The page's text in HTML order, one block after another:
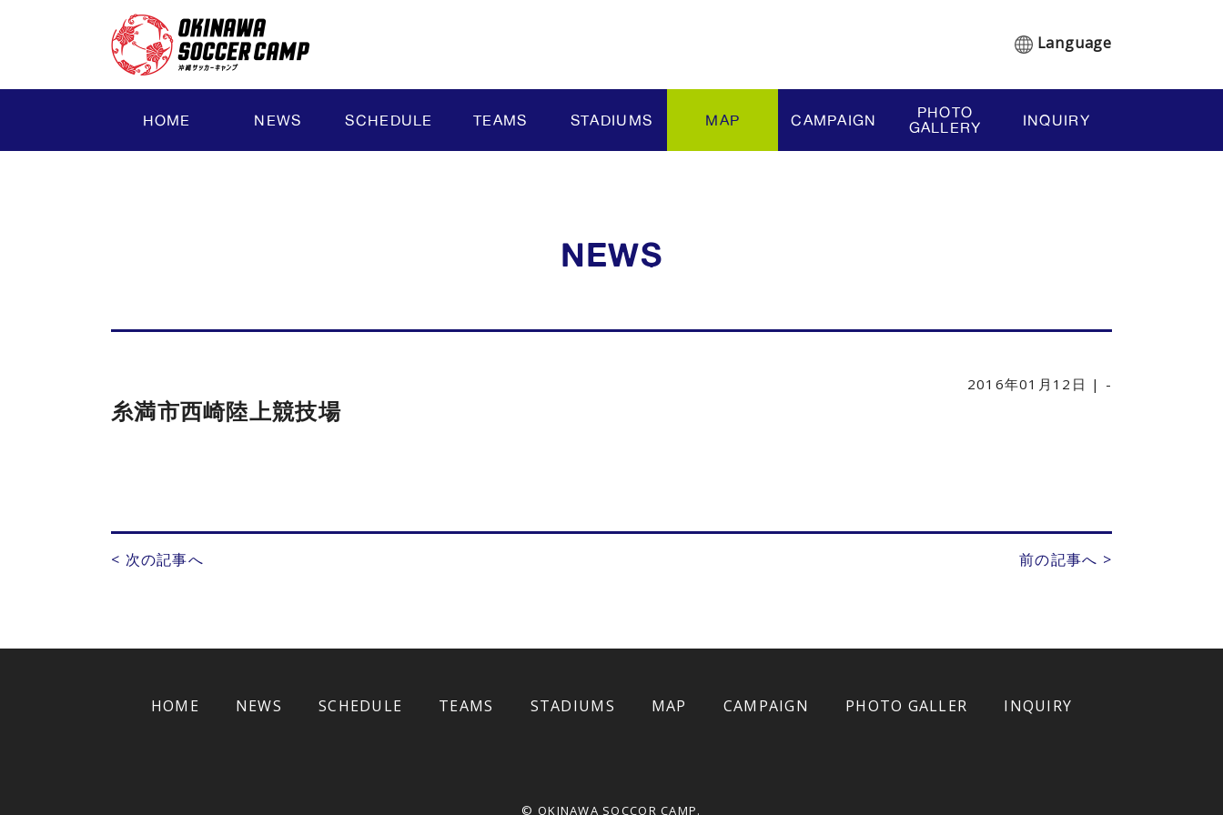
Language
HOME NEWS SCHEDULE TEAMS STADIUMS MAP CAMPAIGN
PHOTO
GALLERY
INQUIRY
NEWS
2016年01月12日 | -
糸満市西崎陸上競技場
< 次の記事へ 前の記事へ >
HOME NEWS SCHEDULE TEAMS STADIUMS MAP CAMPAIGN PHOTO GALLER INQUIRY
© OKINAWA SOCCOR CAMP.